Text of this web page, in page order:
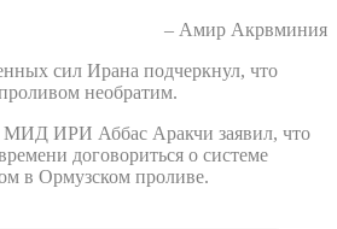
– Амир Акрвминия
сил Ирана подчеркнул, что
необратим.
МИД ИРИ Аббас Аракчи заявил, что
договориться о системе
в Ормузском проливе.